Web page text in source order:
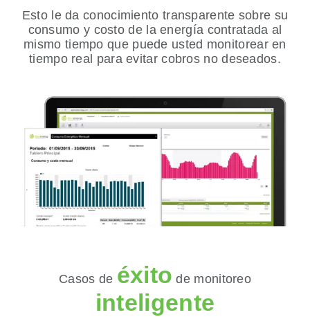
Esto le da conocimiento transparente sobre su
consumo y costo de la energía contratada al
mismo tiempo que puede usted monitorear en
tiempo real para evitar cobros no deseados.
Casos de éxito de monitoreo
inteligente